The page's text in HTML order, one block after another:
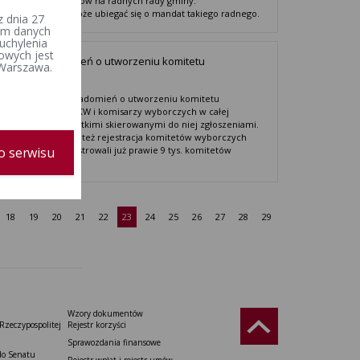
kto i jak może ubiegać się o mandat takiego radnego.
zawiadomień o utworzeniu komitetu
ostatecznie zawiadomień o utworzeniu komitetu
wpłynęło do PKW i komisarzy wyborczych w całej
zajęła się wszystkimi skierowanymi do niej zgłoszeniami.
przebiega też rejestracja komitetów wyborczych
- ci zarejestrowali już prawie 9 tys. komitetów
18 19 20 21 22 23 24 25 26 27 28 29
Senatu
Wzory dokumentów
Rejestr korzyści
Sprawozdania finansowe
dnia 27
danych
jest
serwisu